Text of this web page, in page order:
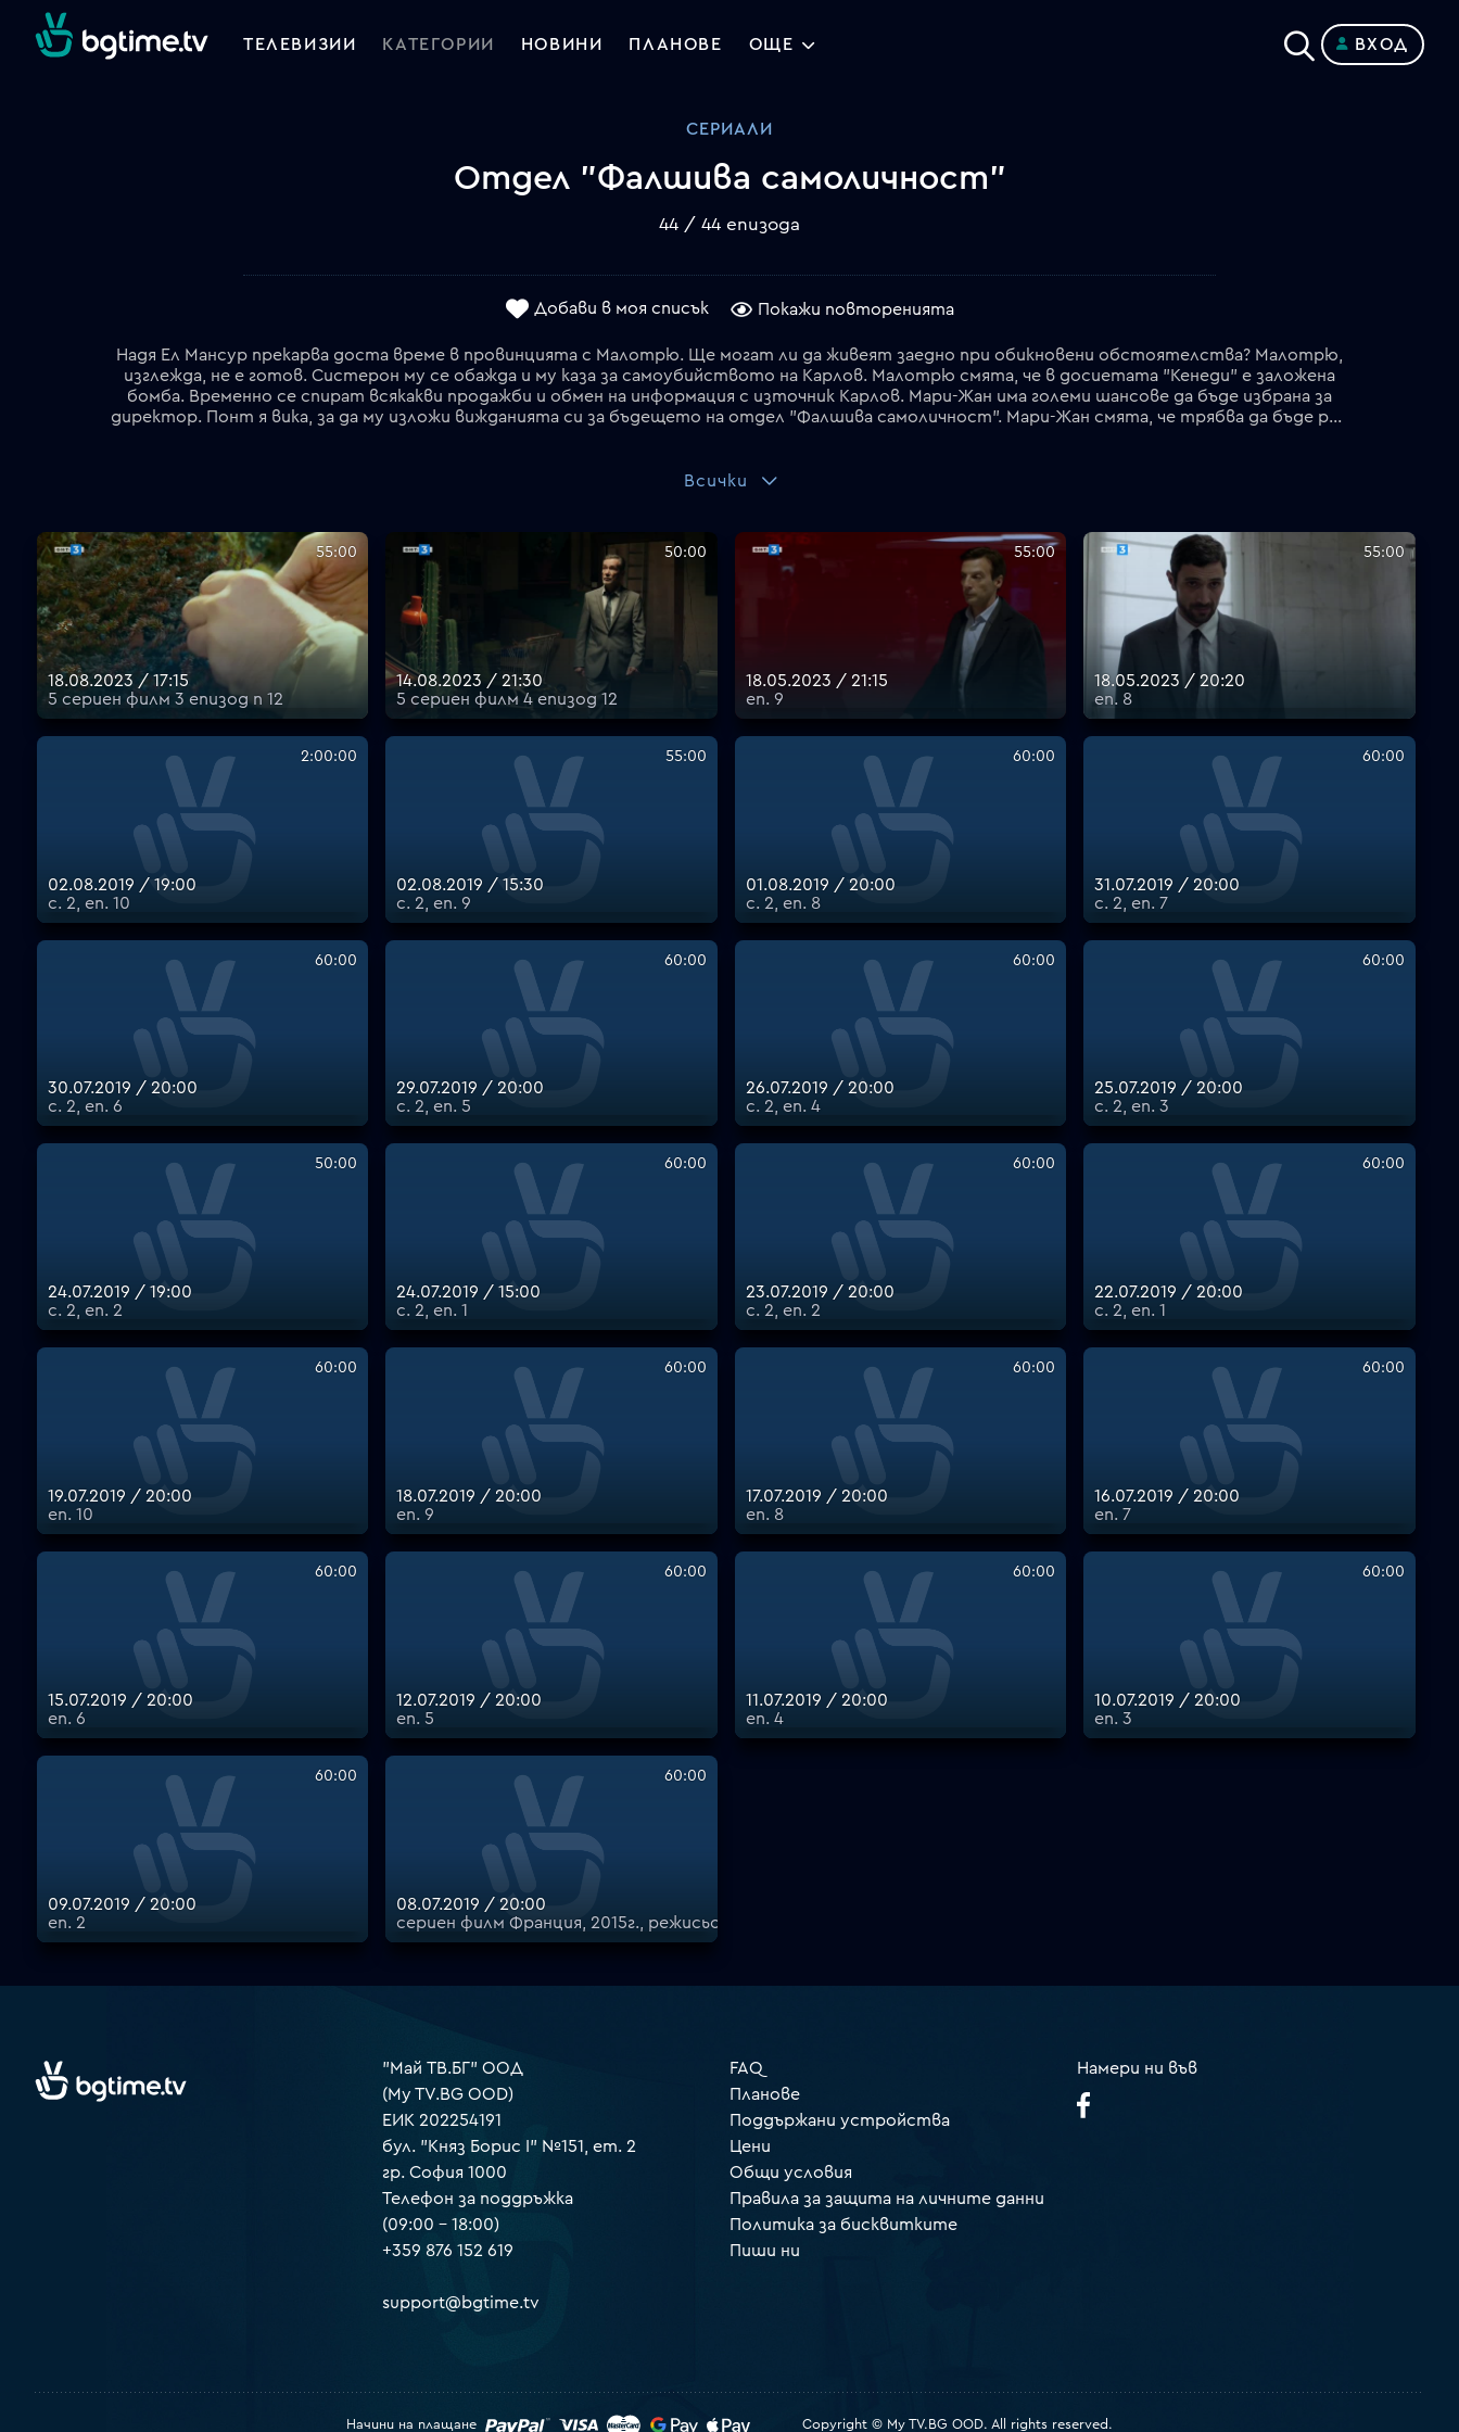
ТЕЛЕВИЗИИ КАТЕГОРИИ НОВИНИ ПЛАНОВЕ ОЩЕ ВХОД
СЕРИАЛИ
Отдел "Фалшива самоличност"
44 / 44 епизода
Добави в моя списък Покажи повторенията
Надя Ел Мансур прекарва доста време в провинцията с Малотрю. Ще могат ли да живеят заедно при обикновени обстоятелства? Малотрю,
изглежда, не е готов. Систерон му се обажда и му каза за самоубийството на Карлов. Малотрю смята, че в досиетата "Кенеди" е заложена
бомба. Временно се спират всякакви продажби и обмен на информация с източник Карлов. Мари-Жан има големи шансове да бъде избрана за
директор. Понт я вика, за да му изложи вижданията си за бъдещето на отдел "Фалшива самоличност". Мари-Жан смята, че трябва да бъде разформирован. Марина се среща със Жонас и го подготвя как да разбере дали Вики е агент. Той организира вечеря с колеги и се разделя с нея. Малотрю се бои от отмъщението на Карлов, чийто живот е разрушил. Странен монголоиден човек отива в апартамента, нает от Карлов и взема пистолета и адреса. Мари-Жан е избрана за директор. На рождения ден на Малотрю Надя довежда Прюн в имението и всички прекарват чудесна вечер. Надя и Прюн си тръгват. Прюн слиза пред дома си, а Надя е застреляна от наетия от Карлов убиец…
Всички
55:00
18.08.2023 / 17:15
5 сериен филм 3 епизод п 12
50:00
14.08.2023 / 21:30
5 сериен филм 4 епизод 12
55:00
18.05.2023 / 21:15
еп. 9
55:00
18.05.2023 / 20:20
еп. 8
2:00:00
02.08.2019 / 19:00
с. 2, еп. 10
55:00
02.08.2019 / 15:30
с. 2, еп. 9
60:00
01.08.2019 / 20:00
с. 2, еп. 8
60:00
31.07.2019 / 20:00
с. 2, еп. 7
60:00
30.07.2019 / 20:00
с. 2, еп. 6
60:00
29.07.2019 / 20:00
с. 2, еп. 5
60:00
26.07.2019 / 20:00
с. 2, еп. 4
60:00
25.07.2019 / 20:00
с. 2, еп. 3
50:00
24.07.2019 / 19:00
с. 2, еп. 2
60:00
24.07.2019 / 15:00
с. 2, еп. 1
60:00
23.07.2019 / 20:00
с. 2, еп. 2
60:00
22.07.2019 / 20:00
с. 2, еп. 1
60:00
19.07.2019 / 20:00
еп. 10
60:00
18.07.2019 / 20:00
еп. 9
60:00
17.07.2019 / 20:00
еп. 8
60:00
16.07.2019 / 20:00
еп. 7
60:00
15.07.2019 / 20:00
еп. 6
60:00
12.07.2019 / 20:00
еп. 5
60:00
11.07.2019 / 20:00
еп. 4
60:00
10.07.2019 / 20:00
еп. 3
60:00
09.07.2019 / 20:00
еп. 2
60:00
08.07.2019 / 20:00
сериен филм Франция, 2015г., режисьор Ерик Рошан, в ролите. Матийо Касовиц, Флоранс Лоаре Кай, Зинеб Трики и др. 1
"Май ТВ.БГ" ООД
(My TV.BG OOD)
ЕИК 202254191
бул. "Княз Борис I" №151, ет. 2
гр. София 1000
Телефон за поддръжка
(09:00 – 18:00)
+359 876 152 619
support@bgtime.tv
FAQ
Планове
Поддържани устройства
Цени
Общи условия
Правила за защита на личните данни
Политика за бисквитките
Пиши ни
Намери ни във
Начини на плащане Copyright © My TV.BG OOD. All rights reserved.